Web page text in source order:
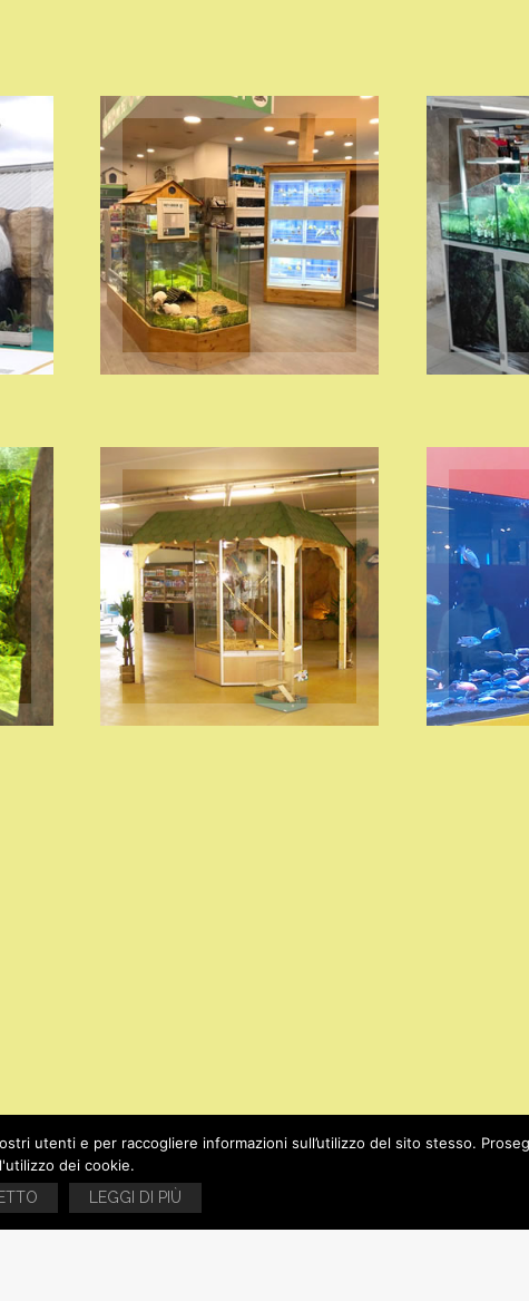
ESPOSITORI IN
LEGNO
VISITA
VOLIERE, GRANDI
AREE ESPOSITIVE E
GAZEBO DEDICATI
VISITA
utenti e per raccogliere informazioni sull’utilizzo del sito stesso.
l'utilizzo dei cookie.
LEGGI DI PIÙ